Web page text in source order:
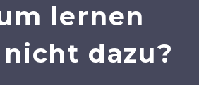
lernen
dazu?